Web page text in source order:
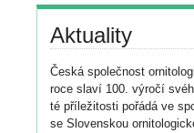
Aktuality
Česká společnost
roce slaví 100. výročí
té příležitosti pořádá ve
se Slovenskou